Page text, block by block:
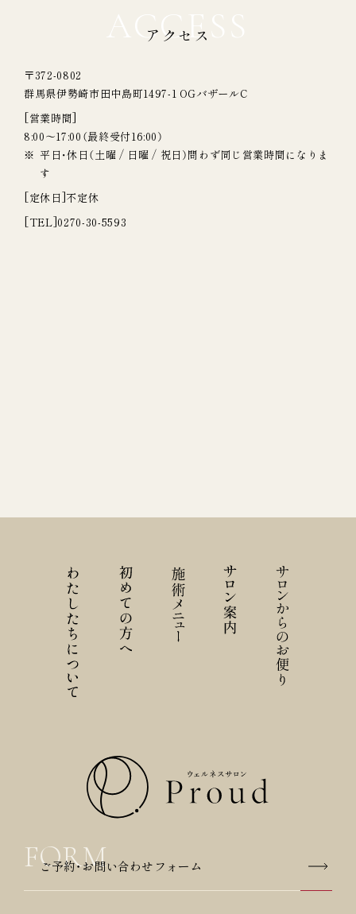
ACCESS
アクセス
〒372-0802
群馬県伊勢崎市田中島町1497-1 OGバザールC
[営業時間]
8:00～17:00（最終受付16:00）
平日・休日（土曜 / 日曜 / 祝日）問わず同じ営業時間になりま
す
[定休日] 不定休
[TEL]0270-30-5593
ご予約・お問い合わせフォーム